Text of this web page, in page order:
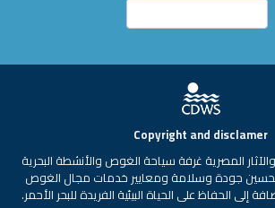
Copyright and disclamer
المصرية غرفة سياحة الغوص والأنشطة البحرية
بهدف تحسين جودة وسلامة ومعايير خدمات مجال الغوص
إلى الحفاظ على الحياة البيئية الفريدة للبحر الأحمر.